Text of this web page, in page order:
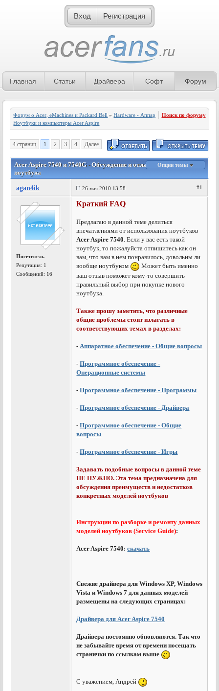
Вход Регистрация
Главная Статьи Драйвера Софт Форум
Форум о Acer, eMachines и Packard Bell »Hardware - Аппаратное обеспечение»
Ноутбуки и компьютеры Acer Aspire
Поиск по форуму
4 страниц 1 2 3 4 Далее
Acer Aspire 7540 и 7540G - Обсуждение и отзывы владельцев
ноутбука
Опции темы
agan4ik 26 мая 2010 13:58 #1
Посетитель
Репутация: 1
Сообщений: 16
Краткий FAQ
Предлагаю в данной теме делиться
впечатлениями от использования ноутбуков
Acer Aspire 7540. Если у вас есть такой
ноутбук, то пожалуйста отпишитесь как он
вам, что вам в нем понравилось, довольны ли
вообще ноутбуком
Может быть именно
ваш отзыв поможет кому-то совершить
правильный выбор при покупке нового
ноутбука.
Также прошу заметить, что различные
общие проблемы стоит излагать в
соответствующих темах в разделах:
-Аппаратное обеспечение - Общие вопросы
-Программное обеспечение -
Операционные системы
-Программное обеспечение - Программы
-Программное обеспечение - Драйвера
-Программное обеспечение - Общие
вопросы
-Программное обеспечение - Игры
Задавать подобные вопросы в данной теме
НЕ НУЖНО. Эта тема предназначена для
обсуждения преимуществ и недостатков
конкретных моделей ноутбуков
Инструкции по разборке и ремонту данных
моделей ноутбуков (Service Guide):
Acer Aspire 7540:скачать
Свежие драйвера для Windows XP, Windows
Vista и Windows 7 для данных моделей
размещены на следующих страницах:
Драйвера для Acer Aspire 7540
Драйвера постоянно обновляются. Так что
не забывайте время от времени посещать
странички по ссылкам выше
С уважением, Андрей